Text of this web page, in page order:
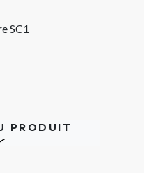
SC1
PRODUIT